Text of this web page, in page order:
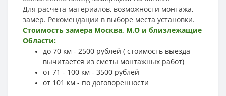
Для расчета материалов, возможности монтажа,
замер. Рекомендации в выборе места установки.
Стоимость замера Москва, М.О и близлежащие
Области:
до 70 км - 2500 рублей ( стоимость выезда
вычитается из сметы монтажных работ)
от 71 - 100 км - 3500 рублей
от 101 км - по договоренности